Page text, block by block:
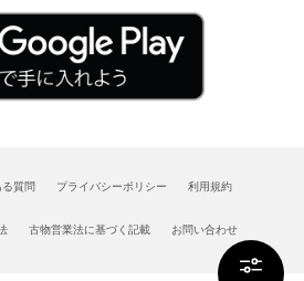
る質問 プライバシーポリシー 利用規約
古物営業法に基づく記載 お問い合わせ